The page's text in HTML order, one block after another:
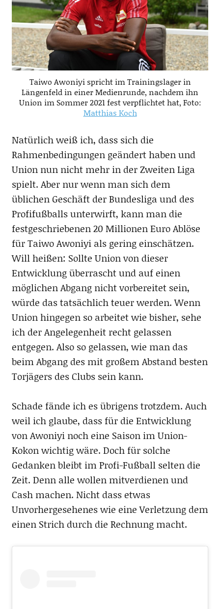
Taiwo Awoniyi spricht im Trainingslager in
Längenfeld in einer Medienrunde, nachdem ihn
Union im Sommer 2021 fest verpflichtet hat, Foto:
Matthias Koch
Natürlich weiß ich, dass sich die
Rahmenbedingungen geändert haben und
Union nun nicht mehr in der Zweiten Liga
spielt. Aber nur wenn man sich dem
üblichen Geschäft der Bundesliga und des
Profifußballs unterwirft, kann man die
festgeschriebenen 20 Millionen Euro Ablöse
für Taiwo Awoniyi als gering einschätzen.
Will heißen: Sollte Union von dieser
Entwicklung überrascht und auf einen
möglichen Abgang nicht vorbereitet sein,
würde das tatsächlich teuer werden. Wenn
Union hingegen so arbeitet wie bisher, sehe
ich der Angelegenheit recht gelassen
entgegen. Also so gelassen, wie man das
beim Abgang des mit großem Abstand besten
Torjägers des Clubs sein kann.
Schade fände ich es übrigens trotzdem. Auch
weil ich glaube, dass für die Entwicklung
von Awoniyi noch eine Saison im Union-
Kokon wichtig wäre. Doch für solche
Gedanken bleibt im Profi-Fußball selten die
Zeit. Denn alle wollen mitverdienen und
Cash machen. Nicht dass etwas
Unvorhergesehenes wie eine Verletzung dem
einen Strich durch die Rechnung macht.